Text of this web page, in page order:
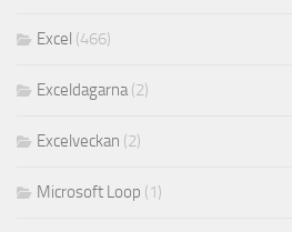
Excel (466)
Exceldagarna(2)
Excelveckan (2)
Microsoft Loop (1)